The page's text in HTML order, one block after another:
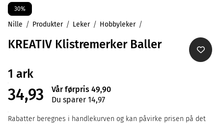
30%
Nille Produkter Leker Hobbyleker
KREATIV Klistremerker Baller
1 ark
34,93
Vår førpris 49,90
Du sparer 14,97
Rabatter beregnes i handlekurven og kan påvirke prisen på det